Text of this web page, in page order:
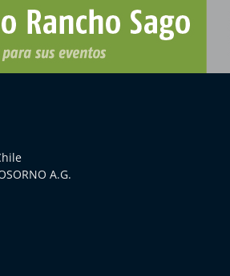
A.G.